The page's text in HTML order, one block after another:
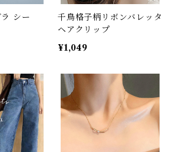
シー
千鳥格子柄リボンバレッタ
ヘアクリップ
¥1,049